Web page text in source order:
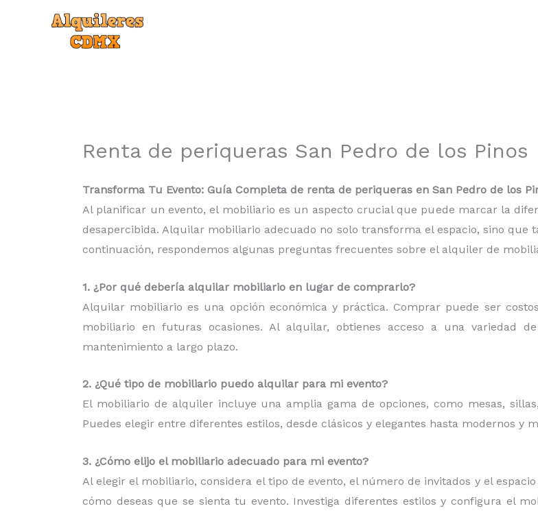
Renta de periqueras San Pedro de los Pinos
Transforma Tu Evento: Guía Completa de renta de periqueras en San Pedro de los
Al planificar un evento, el mobiliario es un aspecto crucial que puede marcar la
desapercibida. Alquilar mobiliario adecuado no solo transforma el espacio, sino
continuación, respondemos algunas preguntas frecuentes sobre el alquiler de
1. ¿Por qué debería alquilar mobiliario en lugar de comprarlo?
Alquilar mobiliario es una opción económica y práctica. Comprar puede ser
mobiliario en futuras ocasiones. Al alquilar, obtienes acceso a una variedad
mantenimiento a largo plazo.
2. ¿Qué tipo de mobiliario puedo alquilar para mi evento?
El mobiliario de alquiler incluye una amplia gama de opciones, como mesas,
Puedes elegir entre diferentes estilos, desde clásicos y elegantes hasta modernos y
3. ¿Cómo elijo el mobiliario adecuado para mi evento?
Al elegir el mobiliario, considera el tipo de evento, el número de invitados y el
cómo deseas que se sienta tu evento. Investiga diferentes estilos y configura el